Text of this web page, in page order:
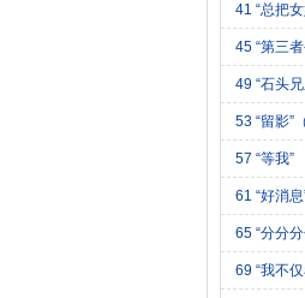
41 “总把
45 “第三
49 “石头兄
53 “留影”
57 “等我”
61 “好消
65 “分分
69 “我不